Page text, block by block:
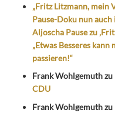
„Fritz Litzmann, mein
Pause-Doku nun
Aljoscha Pause zu
„Etwas Besseres
passieren!“
Frank Wohlgemuthzu
CDU
Frank Wohlgemuthzu